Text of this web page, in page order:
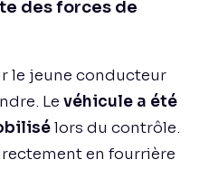
des forces de
le jeune conducteur
Le véhicule a été
lors du contrôle.
en fourrière